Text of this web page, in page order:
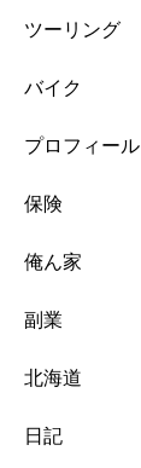
ツーリング
バイク
プロフィール
保険
俺ん家
副業
北海道
日記